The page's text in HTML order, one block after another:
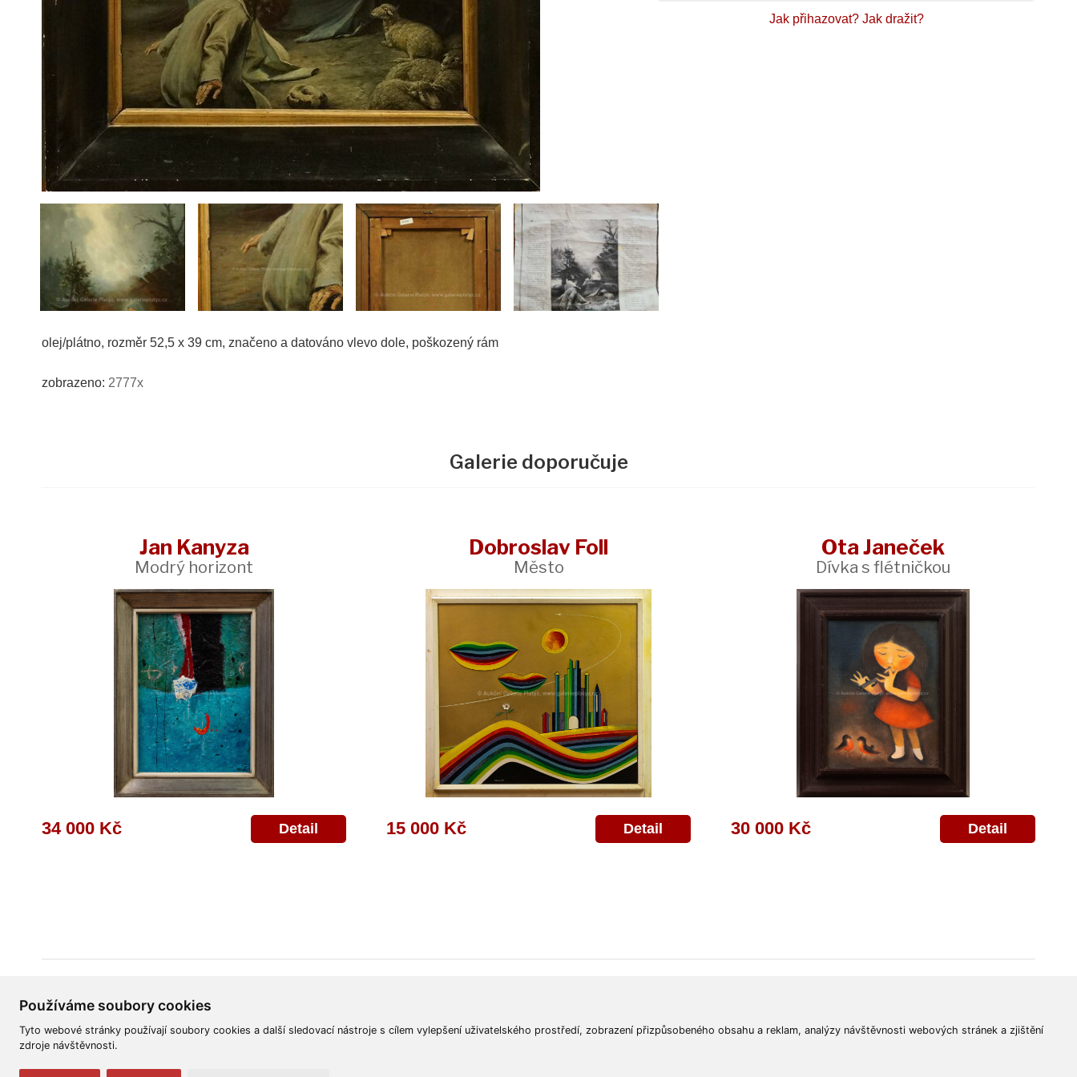
Používáme soubory cookies
Tyto webové stránky používají soubory cookies a další sledovací nástroje s cílem vylepšení uživatelského prostředí, zobrazení přizpůsobeného obsahu a reklam, analýzy návštěvnosti webových stránek a zjištění
zdroje návštěvnosti.
olej/plátno, rozměr 52,5 x 39 cm, značeno a datováno vlevo dole, poškozený rám
zobrazeno: 2777x
Jak přihazovat? Jak dražit?
Galerie doporučuje
Jan Kanyza
Modrý horizont
34 000 Kč Detail
Dobroslav Foll
Město
15 000 Kč Detail
Ota Janeček
Dívka s flétničkou
30 000 Kč Detail